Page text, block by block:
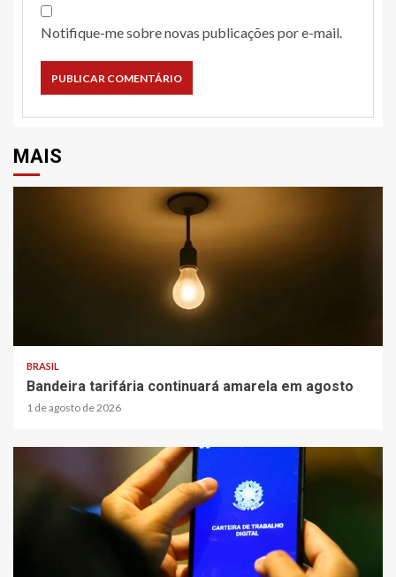
Notifique-me sobre novas publicações por e-mail.
MAIS
BRASIL
Bandeira tarifária continuará amarela em agosto
1 de agosto de 2026